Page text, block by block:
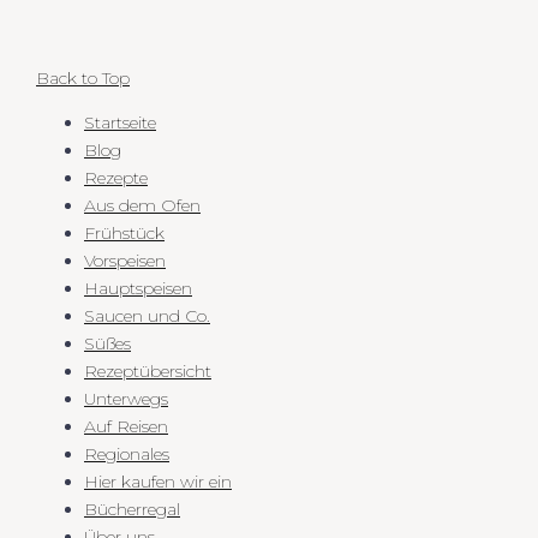
Back to Top
Startseite
Blog
Rezepte
Aus dem Ofen
Frühstück
Vorspeisen
Hauptspeisen
Saucen und Co.
Süßes
Rezeptübersicht
Unterwegs
Auf Reisen
Regionales
Hier kaufen wir ein
Bücherregal